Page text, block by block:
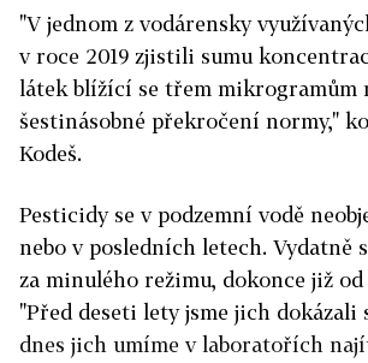
"V jednom z vodárensky
v roce 2019 zjistili sumu
látek blížící se třem mikrogramům
šestinásobné překročení normy,"
Kodeš.
Pesticidy se v podzemní vodě
nebo v posledních letech. Vydatně
za minulého režimu, dokonce již
"Před deseti lety jsme jich dokázali
dnes jich umíme v laboratořích